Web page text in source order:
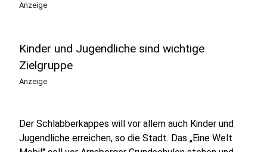
Anzeige
Kinder und Jugendliche sind wichtige
Zielgruppe
Anzeige
Der Schlabberkappes will vor allem auch Kinder und
Jugendliche erreichen, so die Stadt. Das „Eine Welt